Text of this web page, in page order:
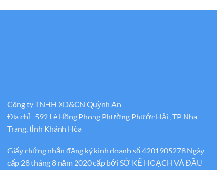
Công ty TNHH XD&CN Quỳnh An
Địa chỉ: 592 Lê Hồng Phong Phường Phước Hải , TP Nha
Trang, tỉnh Khánh Hòa
Giấy chứng nhận đăng ký kinh doanh số 4201905278 Ngày
cấp 28 tháng 8 năm 2020 cấp bới SỞ KẾ HOẠCH VÀ ĐẦU